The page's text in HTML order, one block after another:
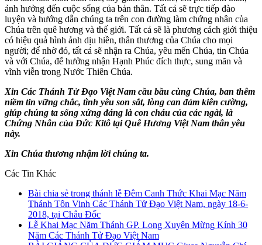
ảnh hưởng đến cuộc sống của bản thân. Tất cả sẽ trực tiếp đào
luyện và hướng dẫn chúng ta trên con đường làm chứng nhân của
Chúa trên quê hương và thế giới. Tất cả sẽ là phương cách giới thiệu
có hiệu quả hình ảnh dịu hiền, thân thương của Chúa cho mọi
người; để nhờ đó, tất cả sẽ nhận ra Chúa, yêu mến Chúa, tin Chúa
và với Chúa, để hưởng nhận Hạnh Phúc đích thực, sung mãn và
vĩnh viễn trong Nước Thiên Chúa.
Xin Các Thánh Tử Đạo Việt Nam cầu bầu cùng Chúa, ban thêm
niềm tin vững chắc, tình yêu son sắt, lòng can đảm kiên cường,
giúp chúng ta sống xứng đáng là con cháu của các ngài, là
Chứng Nhân của Đức Kitô tại Quê Hương Việt Nam thân yêu
này.
Xin Chúa thương nhậm lời chúng ta.
Các Tin Khác
Bài chia sẻ trong thánh lễ Đêm Canh Thức Khai Mạc Năm
Thánh Tôn Vinh Các Thánh Tử Đạo Việt Nam, ngày 18-6-
2018, tại Châu Đốc
Lễ Khai Mạc Năm Thánh GP. Long Xuyên Mừng Kính 30
Năm Các Thánh Tử Đạo Việt Nam